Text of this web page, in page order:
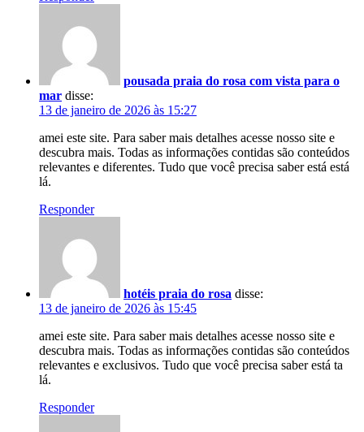
pousada praia do rosa com vista para o
mar disse:
13 de janeiro de 2026 às 15:27
amei este site. Para saber mais detalhes acesse nosso site e
descubra mais. Todas as informações contidas são conteúdos
relevantes e diferentes. Tudo que você precisa saber está está
lá.
Responder
hotéis praia do rosa disse:
13 de janeiro de 2026 às 15:45
amei este site. Para saber mais detalhes acesse nosso site e
descubra mais. Todas as informações contidas são conteúdos
relevantes e exclusivos. Tudo que você precisa saber está ta
lá.
Responder